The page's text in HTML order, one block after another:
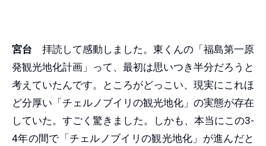
宮台 拝読して感動しました。東くんの「福島第一原
発観光地化計画」って、最初は思いつき半分だろうと
考えていたんです。ところがどっこい、現実にこれほ
ど分厚い「チェルノブイリの観光地化」の実態が存在
していた。すごく驚きました。しかも、本当にこの3-
4年の間で「チェルノブイリの観光地化」が進んだと